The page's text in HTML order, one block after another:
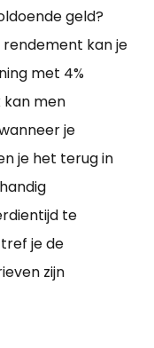
geld?
rendement kan je
met 4%
kan men
je
je het terug in
te
je de
zijn